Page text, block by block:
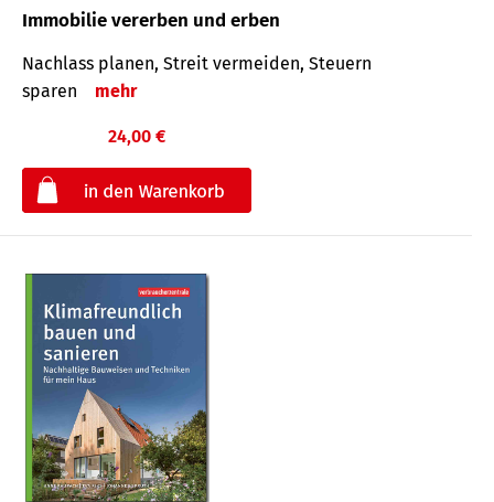
Immobilie vererben und erben
Nachlass planen, Streit vermeiden, Steuern
sparen
mehr
24,00 €